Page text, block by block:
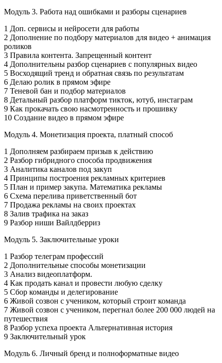
Модуль 3. Работа над ошибками и разборы сценариев
1 Доп. сервисы и нейросети для работы
2 Дополнение по подбору материалов для видео + анимация
роликов
3 Правила контента. Запрещенный контент
4 Дополнительны разбор сценариев с популярных видео
5 Восходящий тренд и обратная связь по результатам
6 Делаю ролик в прямом эфире
7 Теневой бан и подбор материалов
8 Детальный разбор платформ тикток, ютуб, инстаграм
9 Как прокачать свою насмотренность и прошивку
10 Создание видео в прямом эфире
Модуль 4. Монетизация проекта, платный способ
1 Дополняем разбираем призыв к действию
2 Разбор гибридного способа продвижения
3 Аналитика каналов под закуп
4 Принципы построения рекламных критериев
5 План и пример закупа. Математика рекламы
6 Схема перелива приветственный бот
7 Продажа рекламы на своих проектах
8 Залив трафика на заказ
9 Разбор ниши Вайлдберриз
Модуль 5. Заключительные уроки
1 Разбор телеграм профессий
2 Дополнительные способы монетизации
3 Анализ видеоплатформ.
4 Как продать канал и провести любую сделку
5 Сбор команды и делегирование
6 Живой созвон с учеником, который строит команда
7 Живой созвон с учеником, перегнал более 200 000 людей на
путешествия
8 Разбор успеха проекта Альтернативная история
9 Заключительный урок
Модуль 6. Личный бренд и полноформатные видео